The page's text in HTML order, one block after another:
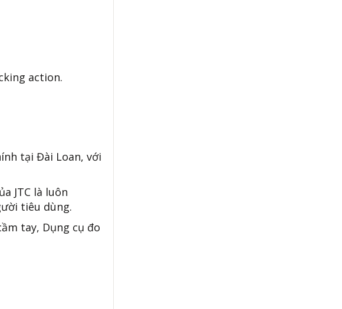
action.
tại Đài Loan, với
JTC là luôn
tiêu dùng.
tay, Dụng cụ đo